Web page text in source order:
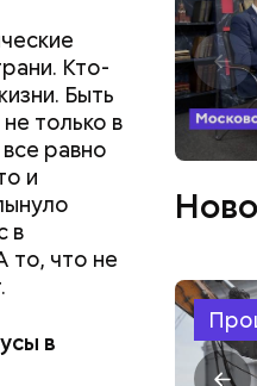
Кто-
Быть
только в
равно
и
в
то, что не
в